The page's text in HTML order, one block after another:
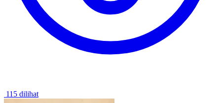
115 dilihat